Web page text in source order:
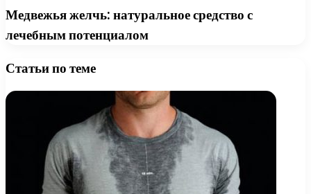
Медвежья желчь: натуральное средство с
лечебным потенциалом
Статьи по теме